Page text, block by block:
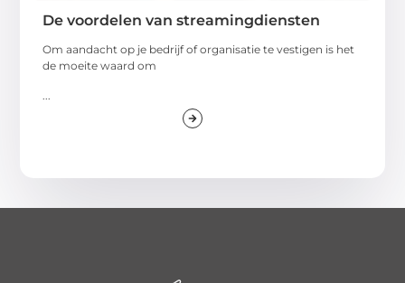
De voordelen van streamingdiensten
Om aandacht op je bedrijf of organisatie te vestigen is het
de moeite waard om